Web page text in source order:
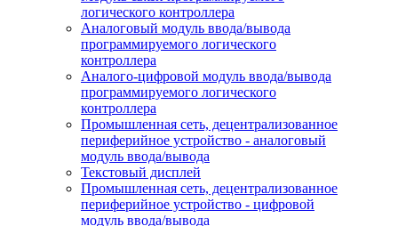
логического контроллера
Аналоговый модуль ввода/вывода
программируемого логического
контроллера
Аналого-цифровой модуль ввода/вывода
программируемого логического
контроллера
Промышленная сеть, децентрализованное
периферийное устройство - аналоговый
модуль ввода/вывода
Текстовый дисплей
Промышленная сеть, децентрализованное
периферийное устройство - цифровой
модуль ввода/вывода